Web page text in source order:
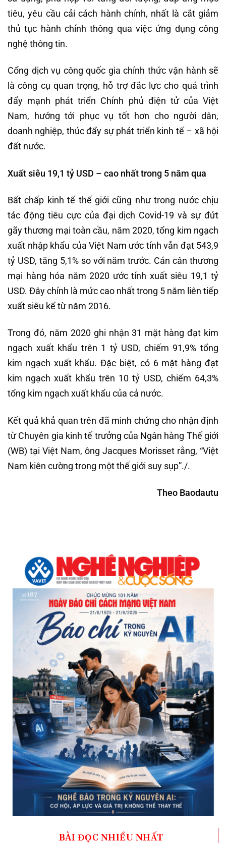
tiêu, yêu cầu cải cách hành chính, nhất là cắt giảm
thủ tục hành chính thông qua việc ứng dụng công
nghệ thông tin.
Cổng dịch vụ công quốc gia chính thức vận hành sẽ
là công cụ quan trọng, hỗ trợ đắc lực cho quá trình
đẩy mạnh phát triển Chính phủ điện tử của Việt
Nam, hướng tới phục vụ tốt hơn cho người dân,
doanh nghiệp, thúc đẩy sự phát triển kinh tế – xã hội
đất nước.
Xuất siêu 19,1 tỷ USD – cao nhất trong 5 năm qua
Bất chấp kinh tế thế giới cũng như trong nước chịu
tác động tiêu cực của đại dịch Covid-19 và sự đứt
gãy thương mại toàn cầu, năm 2020, tổng kim ngạch
xuất nhập khẩu của Việt Nam ước tính vẫn đạt 543,9
tỷ USD, tăng 5,1% so với năm trước. Cán cân thương
mại hàng hóa năm 2020 ước tính xuất siêu 19,1 tỷ
USD. Đây chính là mức cao nhất trong 5 năm liên tiếp
xuất siêu kể từ năm 2016.
Trong đó, năm 2020 ghi nhận 31 mặt hàng đạt kim
ngạch xuất khẩu trên 1 tỷ USD, chiếm 91,9% tổng
kim ngạch xuất khẩu. Đặc biệt, có 6 mặt hàng đạt
kim ngạch xuất khẩu trên 10 tỷ USD, chiếm 64,3%
tổng kim ngạch xuất khẩu của cả nước.
Kết quả khả quan trên đã minh chứng cho nhận định
từ Chuyên gia kinh tế trưởng của Ngân hàng Thế giới
(WB) tại Việt Nam, ông Jacques Morisset rằng, “Việt
Nam kiên cường trong một thế giới suy sụp”./.
Theo Baodautu
BÀI ĐỌC NHIỀU NHẤT